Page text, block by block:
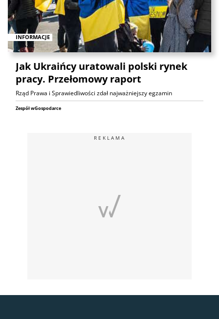
INFORMACJE
Jak Ukraińcy uratowali polski rynek
pracy. Przełomowy raport
Rząd Prawa i Sprawiedliwości zdał najważniejszy egzamin
Zespół wGospodarce
REKLAMA